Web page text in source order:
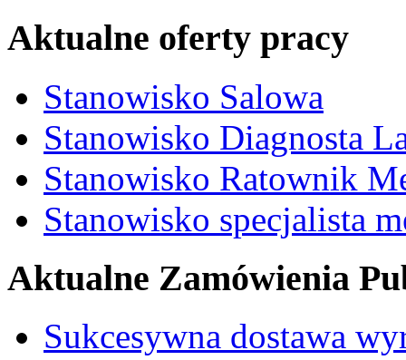
Aktualne oferty pracy
Stanowisko Salowa
Stanowisko Diagnosta
Stanowisko Ratownik
Stanowisko specjalista
Aktualne Zamówienia
Sukcesywna dostawa